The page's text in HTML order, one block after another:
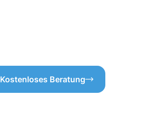
Kostenloses Beratung